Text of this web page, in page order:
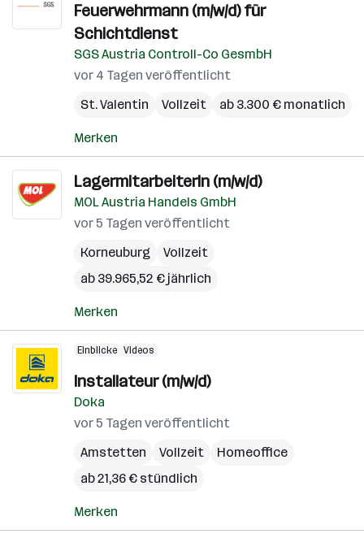
Feuerwehrmann (m/w/d) für
Schichtdienst
SGS Austria Controll-Co GesmbH
vor 4 Tagen veröffentlicht
St. Valentin
Vollzeit ab 3.300 € monatlich
Merken
LagermitarbeiterIn (m/w/d)
MOL Austria Handels GmbH
vor 5 Tagen veröffentlicht
Korneuburg
Vollzeit
ab 39.965,52 € jährlich
Merken
Einblicke Videos
Installateur (m/w/d)
Doka
vor 5 Tagen veröffentlicht
Amstetten
Vollzeit
Homeoffice
ab 21,36 € stündlich
Merken